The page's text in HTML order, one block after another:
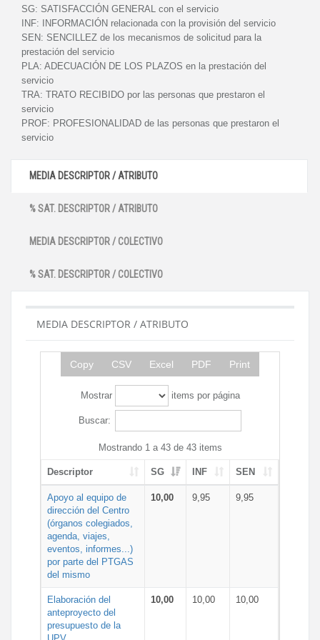
SG: SATISFACCIÓN GENERAL con el servicio
INF:
INFORMACIÓN relacionada con la provisión del servicio
SEN: SENCILLEZ de los mecanismos de solicitud para la
prestación del servicio
PLA: ADECUACIÓN DE LOS PLAZOS en la prestación del
servicio
TRA: TRATO RECIBIDO por las personas que prestaron el
servicio
PROF: PROFESIONALIDAD de las personas que prestaron el
servicio
MEDIA DESCRIPTOR / ATRIBUTO
% SAT. DESCRIPTOR / ATRIBUTO
MEDIA DESCRIPTOR / COLECTIVO
% SAT. DESCRIPTOR / COLECTIVO
MEDIA DESCRIPTOR / ATRIBUTO
Copy CSV Excel PDF Print
Mostrar items por página
Buscar:
Mostrando 1 a 43 de 43 items
Descriptor SG INF SEN
Apoyo al equipo de
dirección del Centro
(órganos colegiados,
agenda, viajes,
eventos, informes...)
por parte del PTGAS
del mismo
10,00 9,95 9,95
Elaboración del
anteproyecto del
presupuesto de la
UPV
10,00 10,00 10,00